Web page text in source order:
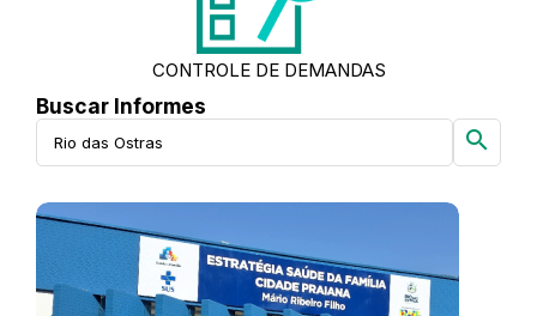
CONTROLE DE DEMANDAS
Buscar Informes
search